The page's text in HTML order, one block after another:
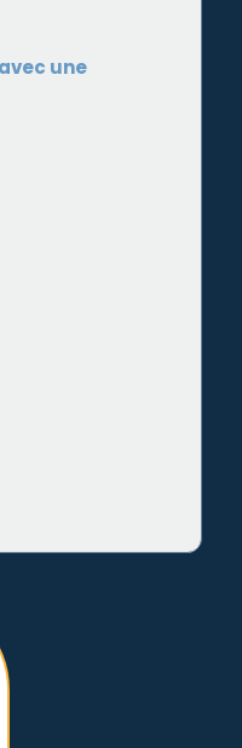
une